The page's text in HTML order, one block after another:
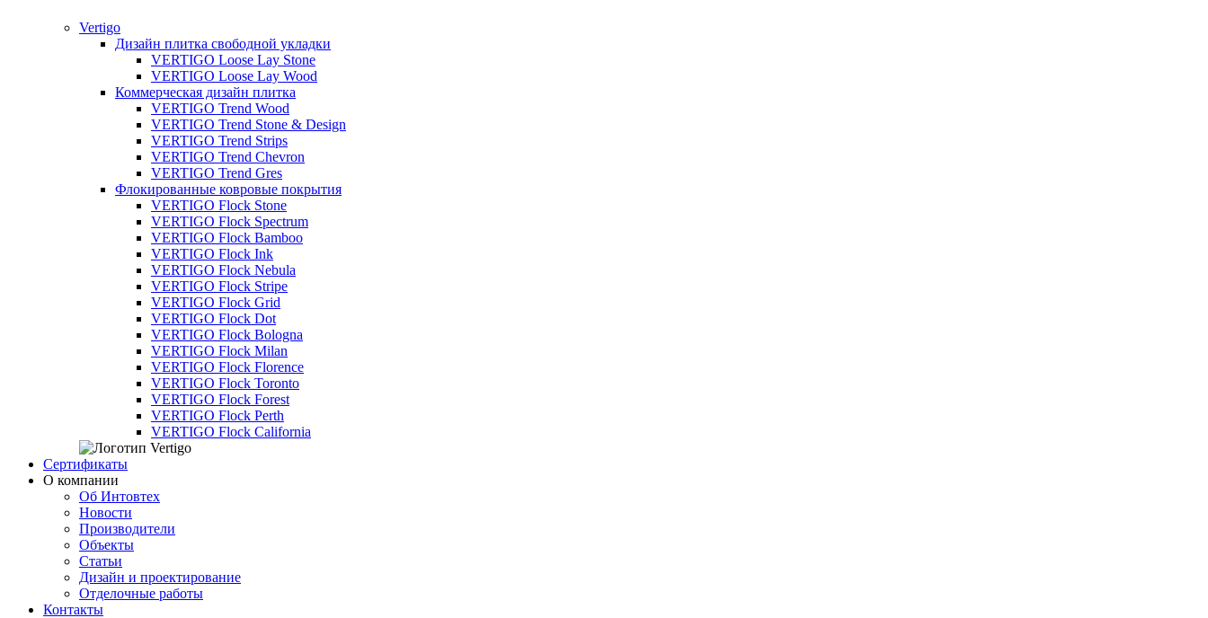
Vertigo
Дизайн плитка свободной укладки
VERTIGO Loose Lay Stone
VERTIGO Loose Lay Wood
Коммерческая дизайн плитка
VERTIGO Trend Wood
VERTIGO Trend Stone & Design
VERTIGO Trend Strips
VERTIGO Trend Chevron
VERTIGO Trend Gres
Флокированные ковровые покрытия
VERTIGO Flock Stone
VERTIGO Flock Spectrum
VERTIGO Flock Bamboo
VERTIGO Flock Ink
VERTIGO Flock Nebula
VERTIGO Flock Stripe
VERTIGO Flock Grid
VERTIGO Flock Dot
VERTIGO Flock Bologna
VERTIGO Flock Milan
VERTIGO Flock Florence
VERTIGO Flock Toronto
VERTIGO Flock Forest
VERTIGO Flock Perth
VERTIGO Flock California
Сертификаты
О компании
Об Интовтех
Новости
Производители
Объекты
Статьи
Дизайн и проектирование
Отделочные работы
Контакты